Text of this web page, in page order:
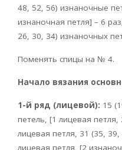
48, 52, 56) изнаночные
изнаночная петля] – 6
26, 30, 34) изнаночных
Поменять спицы на № 4.
Начало вязания
1-й ряд (лицевой): 15
петель, [1 лицевая
лицевая петля, 31 (35,
лицевая петля, [2